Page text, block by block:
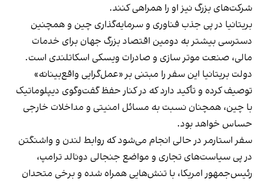
شرکت‌های بزرگ نیز او را همراهی کنند.
بریتانیا در پی جذب فناوری و سرمایه‌گذاری چین و همچنین
دسترسی بیشتر به دومین اقتصاد بزرگ جهان برای خدمات
مالی، صنعت موتر سازی و صادرات ویسکی اسکاتلندی است.
دولت بریتانیا این سفر را مبتنی بر «عمل‌گرایی واقع‌بینانه»
توصیف کرده و تأکید دارد که در کنار حفظ گفت‌وگوی دیپلوماتیک
با چین، همچنان نسبت به مسائل امنیتی و مداخلات خارجی
حساس خواهد بود.
سفر استارمر در حالی انجام می‌شود که روابط لندن و واشنگتن
در پی سیاست‌های تجاری و مواضع جنجالی دونالد ترامپ،
رئیس‌جمهور امریکا، با تنش‌هایی همراه شده و برخی متحدان